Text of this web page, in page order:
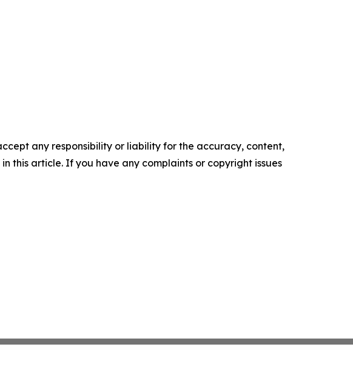
any responsibility or liability for the accuracy, content,
this article. If you have any complaints or copyright issues